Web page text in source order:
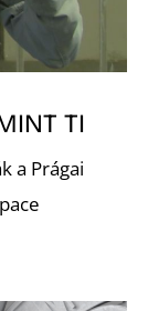
TI
a Prágai